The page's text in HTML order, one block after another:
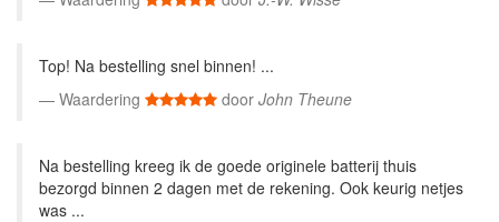
Top! Na bestelling snel binnen! ...
Waardering
door John Theune
Na bestelling kreeg ik de goede originele batterij thuis
bezorgd binnen 2 dagen met de rekening. Ook keurig netjes
was ...